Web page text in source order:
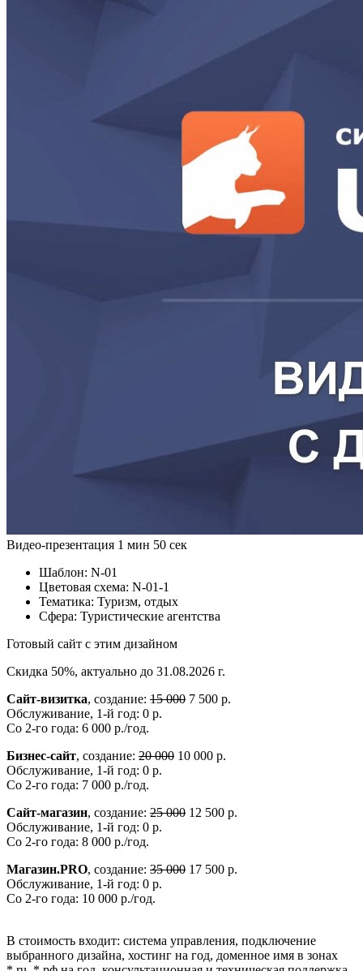
Видео-презентация 1 мин 50 сек
Шаблон: N-01
Цветовая схема: N-01-1
Тематика: Туризм, отдых
Сфера: Туристические агентства
Готовый сайт с этим дизайном
Скидка 50%, актуально до 31.08.2026 г.
Сайт-визитка, создание: 15 000 7 500 р.
Обслуживание, 1-й год: 0 р.
Со 2-го года: 6 000 р./год.
Бизнес-сайт, создание: 20 000 10 000 р.
Обслуживание, 1-й год: 0 р.
Со 2-го года: 7 000 р./год.
Сайт-магазин, создание: 25 000 12 500 р.
Обслуживание, 1-й год: 0 р.
Со 2-го года: 8 000 р./год.
Магазин.PRO, создание: 35 000 17 500 р.
Обслуживание, 1-й год: 0 р.
Со 2-го года: 10 000 р./год.
В стоимость входит: система управления, подключение
выбранного дизайна, хостинг на год, доменное имя в зонах